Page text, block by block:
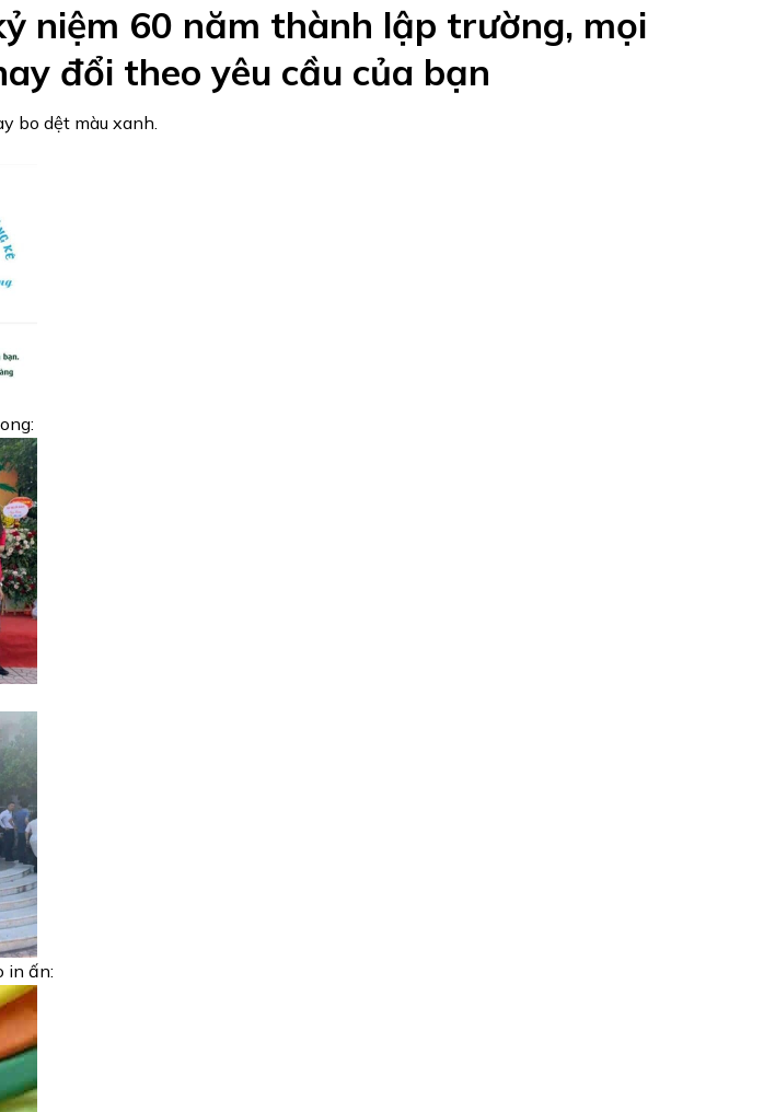
niệm 60 năm thành lập trường, mọi
đổi theo yêu cầu của bạn
bo dệt màu xanh.
in ấn: